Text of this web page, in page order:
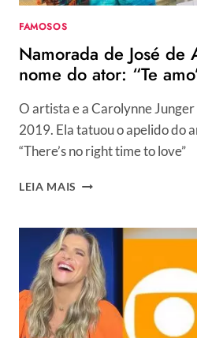
FAMOSOS
Namorada de José de
nome do ator: “Te
O artista e a Carolynne
2019. Ela tatuou o apelido do
“There’s no right time to love”
LEIA MAIS NAMORADA
DE
ABREU
TATUA
O
NOME
DO
ATOR: